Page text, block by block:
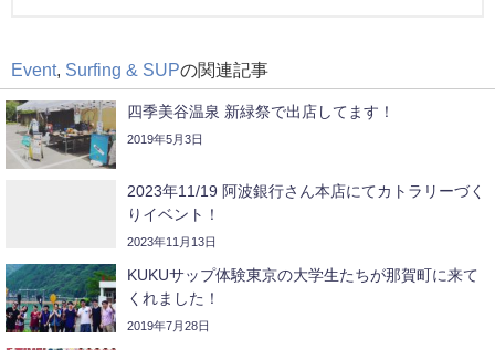
Event, Surfing & SUPの関連記事
四季美谷温泉 新緑祭で出店してます！
2019年5月3日
2023年11/19 阿波銀行さん本店にてカトラリーづく
りイベント！
2023年11月13日
KUKUサップ体験東京の大学生たちが那賀町に来て
くれました！
2019年7月28日